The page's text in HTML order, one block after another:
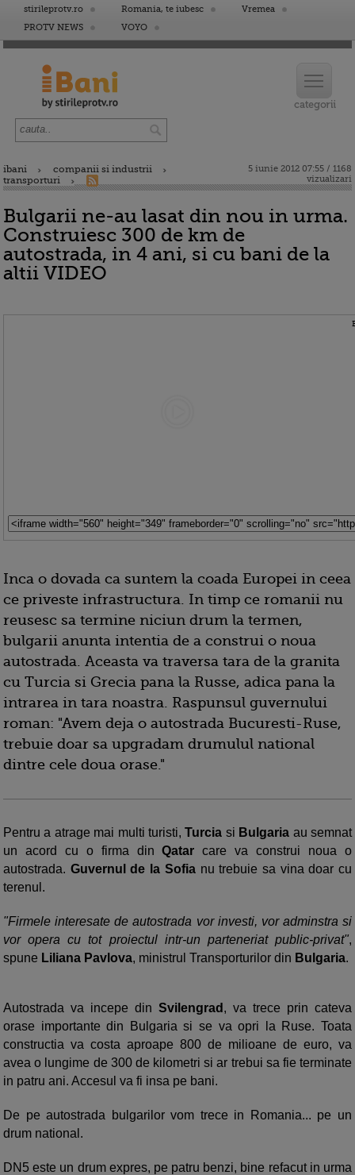
stirileprotv.ro Romania, te iubesc
Vremea
PROTV NEWS
VOYO
ibani
companii si industrii
transporturi
5 iunie 2012 07:55 / 1168
vizualizari
Bulgarii ne-au lasat din nou in urma.
Construiesc 300 de km de
autostrada, in 4 ani, si cu bani de la
altii VIDEO
Inca o dovada ca suntem la coada Europei in ceea
ce priveste infrastructura. In timp ce romanii nu
reusesc sa termine niciun drum la termen,
bulgarii anunta intentia de a construi o noua
autostrada. Aceasta va traversa tara de la granita
cu Turcia si Grecia pana la Russe, adica pana la
intrarea in tara noastra. Raspunsul guvernului
roman: "Avem deja o autostrada Bucuresti-Ruse,
trebuie doar sa upgradam drumulul national
dintre cele doua orase."
Pentru a atrage mai multi turisti,Turcia si Bulgaria au semnat
un acord cu o firma dinQatarcare va construi noua o
autostrada. Guvernul de la Sofianu trebuie sa vina doar cu
terenul.
"Firmele interesate de autostrada vor investi, vor adminstra si
vor opera cu tot proiectul intr-un parteneriat public-privat",
spune Liliana Pavlova, ministrul Transporturilor din Bulgaria.
Autostrada va incepe din Svilengrad , va trece prin cateva
orase importante din Bulgaria si se va opri la Ruse. Toata
constructia va costa aproape 800 de milioane de euro, va
avea o lungime de 300 de kilometri si ar trebui sa fie terminate
in patru ani. Accesul va fi insa pe bani.
De pe autostrada bulgarilor vom trece in Romania... pe un
drum national.
DN5 este un drum expres, pe patru benzi, bine refacut in urma